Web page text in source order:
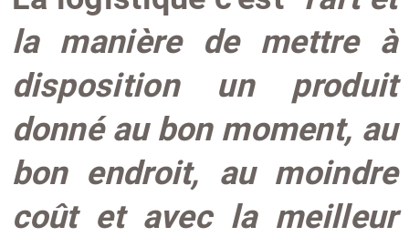
la manière de mettre à
disposition un produit
donné au bon moment, au
bon endroit, au moindre
coût et avec la meilleur